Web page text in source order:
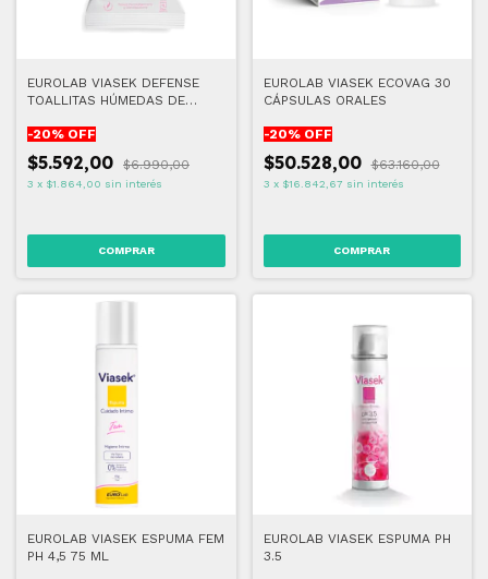
EUROLAB VIASEK DEFENSE
TOALLITAS HÚMEDAS DE
-20% OFF
$5.592,00 $6.990,00
3 x $1.864,00 sin interés
EUROLAB VIASEK ECOVAG 30
CÁPSULAS ORALES
-20% OFF
$50.528,00 $63.160,00
3 x $16.842,67 sin interés
EUROLAB VIASEK ESPUMA FEM
PH 4,5 75 ML
EUROLAB VIASEK ESPUMA PH
3.5